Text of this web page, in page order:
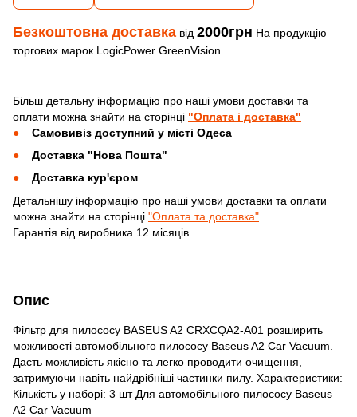
Опис
Фільтр для пилососу BASEUS A2 CRXCQA2-A01 розширить
можливості автомобільного пилососу Baseus A2 Car Vacuum.
Дасть можливість якісно та легко проводити очищення,
затримуючи навіть найдрібніші частинки пилу. Характеристики:
Кількість у наборі: 3 шт Для автомобільного пилососу Baseus
A2 Car Vacuum
Безкоштовна доставка від 2000грн На продукцію
торгових марок LogicPower GreenVision
Більш детальну інформацію про наші умови доставки та
оплати можна знайти на сторінці "Оплата і доставка"
Самовивіз доступний у місті Одеса
Доставка "Нова Пошта"
Доставка кур'єром
Детальнішу інформацію про наші умови доставки та оплати
можна знайти на сторінці "Оплата та доставка"
Гарантія від виробника 12 місяців.